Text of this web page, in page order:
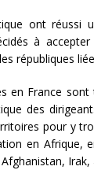
ont réussi
à
républiques
en France
des
pour y
en Afrique,